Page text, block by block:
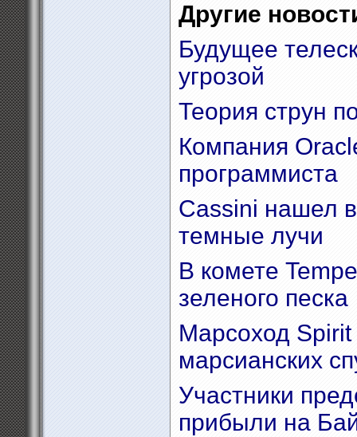
Другие
Будущее
угрозой
Теория струн
Компания
программиста
Cassini нашел
темные лучи
В комете
зеленого песка
Марсоход
марсианских
Участники
прибыли на